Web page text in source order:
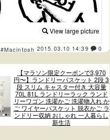
View large picture
#Macintosh 2015.03.10 14:39 0
【マラソン限定クーポンで3,970
円〜】ランドリーバスケット 2段 3
段 スリム キャスター付き 大容量
70L 81L ランドリーラック ランド
リーワゴン 洗濯かご 洗濯物入れ か
ご ワイヤーバスケット 脱衣かご ラ
ンドリー収納 おしゃれ 一人暮らし
新生活